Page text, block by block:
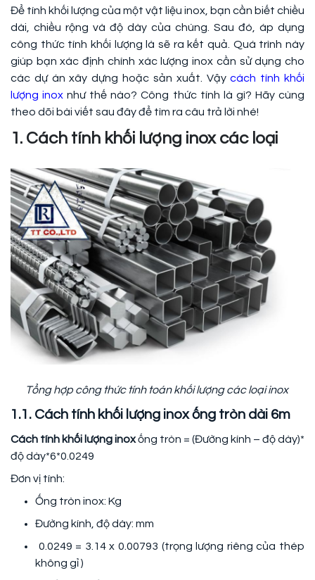
Để tính khối lượng của một vật liệu inox, bạn cần biết chiều
dài, chiều rộng và độ dày của chúng. Sau đó, áp dụng
công thức tính khối lượng là sẽ ra kết quả. Quá trình này
giúp bạn xác định chính xác lượng inox cần sử dụng cho
các dự án xây dựng hoặc sản xuất. Vậycách tính khối
lượng inox như thế nào? Công thức tính là gì? Hãy cùng
theo dõi bài viết sau đây để tìm ra câu trả lời nhé!
1. Cách tính khối lượng inox các loại
Tổng hợp công thức tính toán khối lượng các loại inox
1.1. Cách tính khối lượng inox ống tròn dài 6m
Cách tính khối lượng inoxống tròn = (Đường kính – độ dày)*
độ dày*6*0.0249
Đơn vị tính:
Ống tròn inox: Kg
Đường kính, độ dày: mm
0.0249 = 3.14 x 0.00793 (trọng lượng riêng của thép
không gỉ )